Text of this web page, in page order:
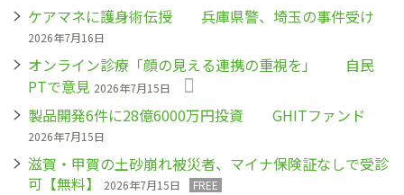
ケアマネに護身術伝授 兵庫県警、埼玉の事件受け
2026年7月16日
オンライン診療「顔の見える連携の重視を」 自民
PTで意見 2026年7月15日
製品開発6件に28億6000万円投資 GHITファンド
2026年7月15日
滋賀・甲賀の土砂崩れ被災者、マイナ保険証なしで受診
可【無料】
2026年7月15日 FREE